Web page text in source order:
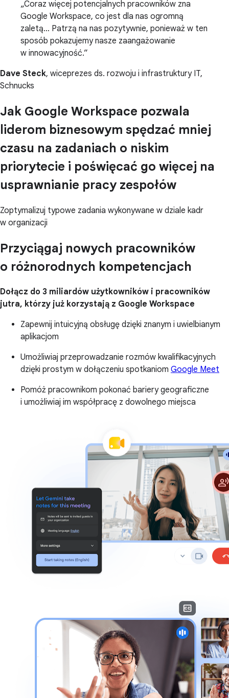
Coraz więcej potencjalnych pracowników zna
Google Workspace, co jest dla nas ogromną
zaletą… Patrzą na nas pozytywnie, ponieważ w ten
sposób pokazujemy nasze zaangażowanie
w innowacyjność.
Dave Steck, wiceprezes ds. rozwoju i infrastruktury IT,
Schnucks
Jak Google Workspace pozwala
liderom biznesowym spędzać mniej
czasu na zadaniach o niskim
priorytecie i poświęcać go więcej na
usprawnianie pracy zespołów
Zoptymalizuj typowe zadania wykonywane w dziale kadr
w organizacji
Przyciągaj nowych pracowników
o różnorodnych kompetencjach
Dołącz do 3 miliardów użytkowników i pracowników
jutra, którzy już korzystają z Google Workspace
Zapewnij intuicyjną obsługę dzięki znanym i uwielbianym
aplikacjom
Umożliwiaj przeprowadzanie rozmów kwalifikacyjnych
dzięki prostym w dołączeniu spotkaniom Google Meet
Pomóż pracownikom pokonać bariery geograficzne
i umożliwiaj im współpracę z dowolnego miejsca